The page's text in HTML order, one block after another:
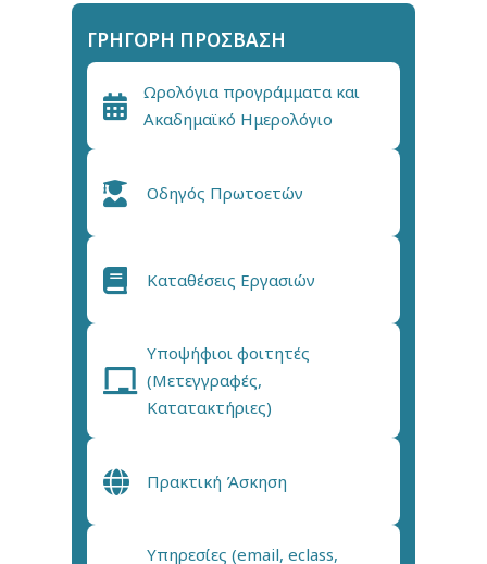
ΓΡΉΓΟΡΗ ΠΡΌΣΒΑΣΗ
Ωρολόγια προγράμματα και
Ακαδημαϊκό Ημερολόγιο
Οδηγός Πρωτοετών
Καταθέσεις Εργασιών
Υποψήφιοι φοιτητές
(Μετεγγραφές,
Κατατακτήριες)
Πρακτική Άσκηση
Υπηρεσίες (email, eclass,